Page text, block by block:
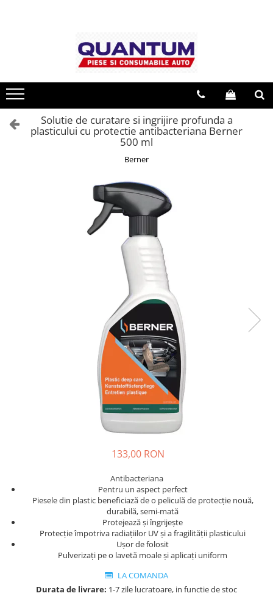
Aditivi ulei si carburant
Burduf planetara BERNER
Curatare, intretinere auto
LIQUI MOLY
Solutie de curatare si ingrijire profunda a
plasticului cu protectie antibacteriana Berner
500 ml
Berner
133,00 RON
Antibacteriana
Pentru un aspect perfect
Piesele din plastic beneficiază de o peliculă de protecție nouă,
durabilă, semi-mată
Protejează și îngrijește
Protecție împotriva radiațiilor UV și a fragilității plasticului
Ușor de folosit
Pulverizați pe o lavetă moale și aplicați uniform
LA COMANDA
Durata de livrare: 1-7 zile lucratoare, in functie de stoc